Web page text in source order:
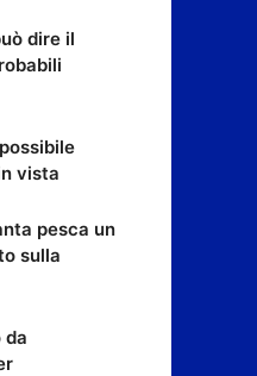
dire il
vista
pesca un
sulla
da